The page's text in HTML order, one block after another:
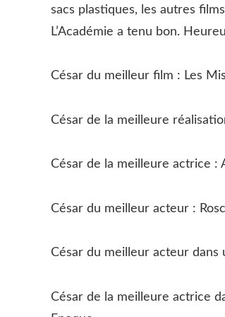
sacs plastiques, les autres
L’Académie a tenu bon.
César du meilleur film : Les
César de la meilleure
César de la meilleure actrice :
César du meilleur acteur :
César du meilleur acteur dans
César de la meilleure actrice